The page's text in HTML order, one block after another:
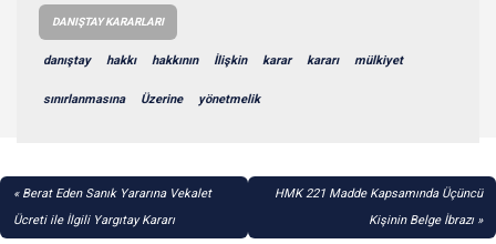
DANIŞTAY KARARLARI
danıştay hakkı hakkının İlişkin karar kararı mülkiyet
sınırlanmasına Üzerine yönetmelik
YAZI
GEZINMESI
Berat Eden Sanık Yararına Vekalet
Ücreti ile İlgili Yargıtay Kararı
HMK 221 Madde Kapsamında Üçüncü
Kişinin Belge İbrazı